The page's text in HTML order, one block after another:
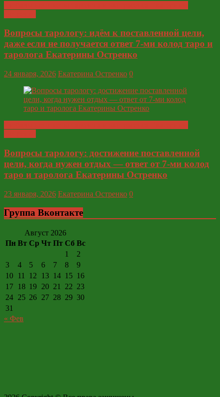
Вопросы тарологу: идём к поставленной цели,
даже если не получается ответ 7-ми колод таро и
таролога Екатерины Остренко
24 января, 2026 Екатерина Остренко 0
Вопросы тарологу: достижение поставленной
цели, когда нужен отдых — ответ от 7-ми колод
таро и таролога Екатерины Остренко
23 января, 2026 Екатерина Остренко 0
Группа Вконтакте
Август 2026
Пн Вт Ср Чт Пт Сб Вс
1
2
3
4 5 6 7 8
9
10 11 12 13 14 15 16
17 18 19 20 21 22 23
24 25 26 27 28 29 30
31
« Фев